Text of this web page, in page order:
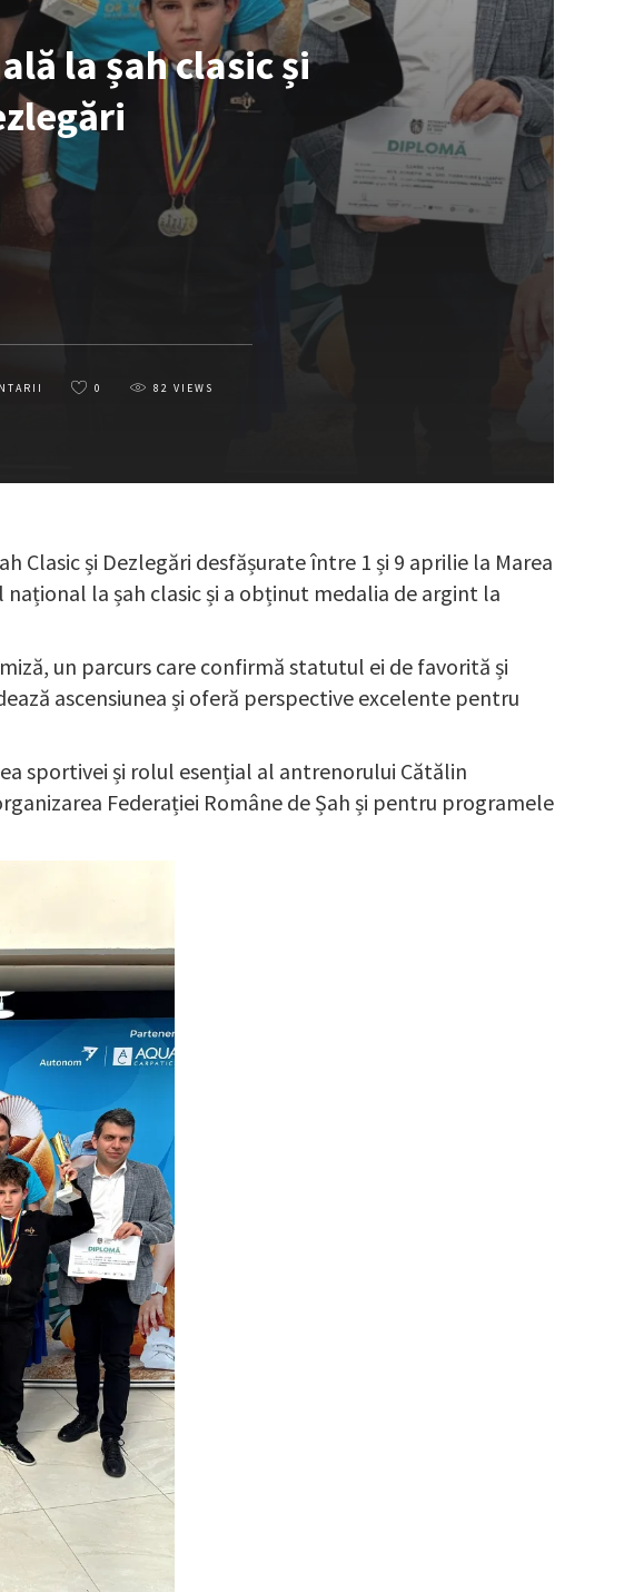
la șah clasic și
0 82 VIEWS
Clasic și Dezlegări desfășurate între 1 și 9 aprilie la Marea
la șah clasic și a obținut medalia de argint la
un parcurs care confirmă statutul ei de favorită și
ascensiunea și oferă perspective excelente pentru
sportivei și rolul esențial al antrenorului Cătălin
Federației Române de Șah și pentru programele